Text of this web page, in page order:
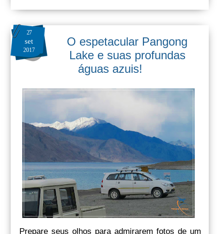
27
set
2017
O espetacular Pangong
Lake e suas profundas
águas azuis!
Prepare seus olhos para admirarem fotos de um